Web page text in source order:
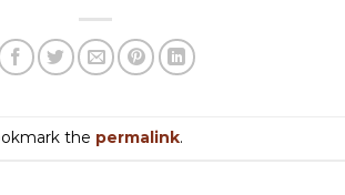
the permalink.